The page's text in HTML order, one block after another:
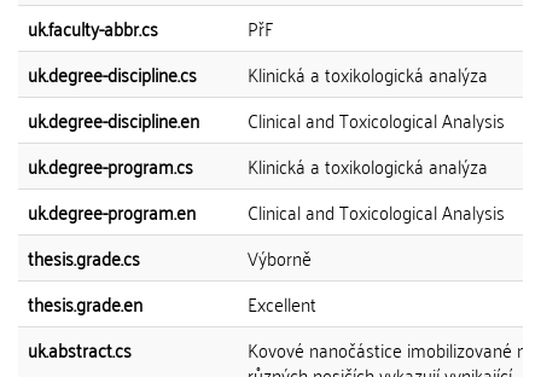
uk.faculty-abbr.cs
PřF
uk.degree-discipline.cs
Klinická a toxikologická analýza
uk.degree-discipline.en
Clinical and Toxicological Analysis
uk.degree-program.cs
Klinická a toxikologická analýza
uk.degree-program.en
Clinical and Toxicological Analysis
thesis.grade.cs
Výborně
thesis.grade.en
Excellent
uk.abstract.cs
Kovové nanočástice imobilizované na